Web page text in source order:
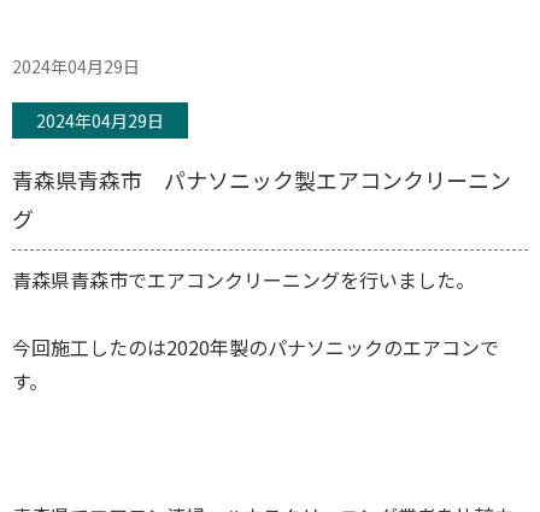
2024年04月29日
2024年04月29日
青森県青森市 パナソニック製エアコンクリーニン
グ
青森県青森市でエアコンクリーニングを行いました。
今回施工したのは2020年製のパナソニックのエアコンで
す。